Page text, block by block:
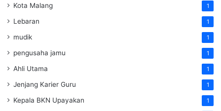
Kota Malang 1
Lebaran 1
mudik 1
pengusaha jamu 1
Ahli Utama 1
Jenjang Karier Guru 1
Kepala BKN Upayakan 1